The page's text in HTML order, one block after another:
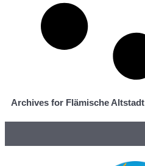
Archives for Flämische Altstadt